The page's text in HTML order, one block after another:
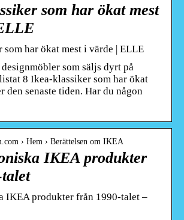
som har ökat mest
har ökat mest i värde | ELLE
som säljs dyrt på
8 Ikea-klassiker som har ökat
den senaste tiden. Har du någon
› Hem › Berättelsen om IKEA
IKEA produkter
IKEA produkter från 1990-talet –